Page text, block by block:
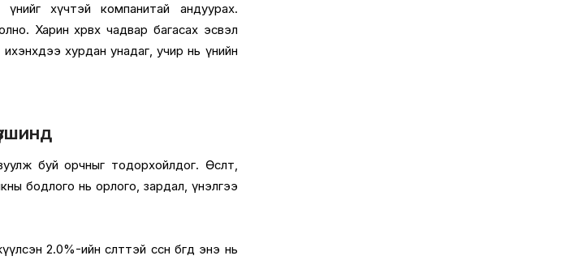
үнийг хүчтэй компанитай андуурах.
Харин хөрвөх чадвар багасах эсвэл
хурдан унадаг, учир нь үнийн
буй орчныг тодорхойлдог. Өсөлт,
бодлого нь орлого, зардал, үнэлгээ
2.0%-ийн өсөлттэй өссөн бөгөөд энэ нь